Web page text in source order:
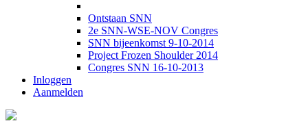
Ontstaan SNN
2e SNN-WSE-NOV Congres
SNN bijeenkomst 9-10-2014
Project Frozen Shoulder 2014
Congres SNN 16-10-2013
Inloggen
Aanmelden